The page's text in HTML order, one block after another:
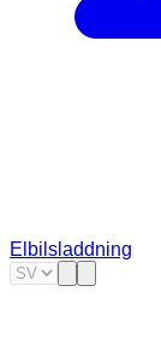
Elbilsladdning